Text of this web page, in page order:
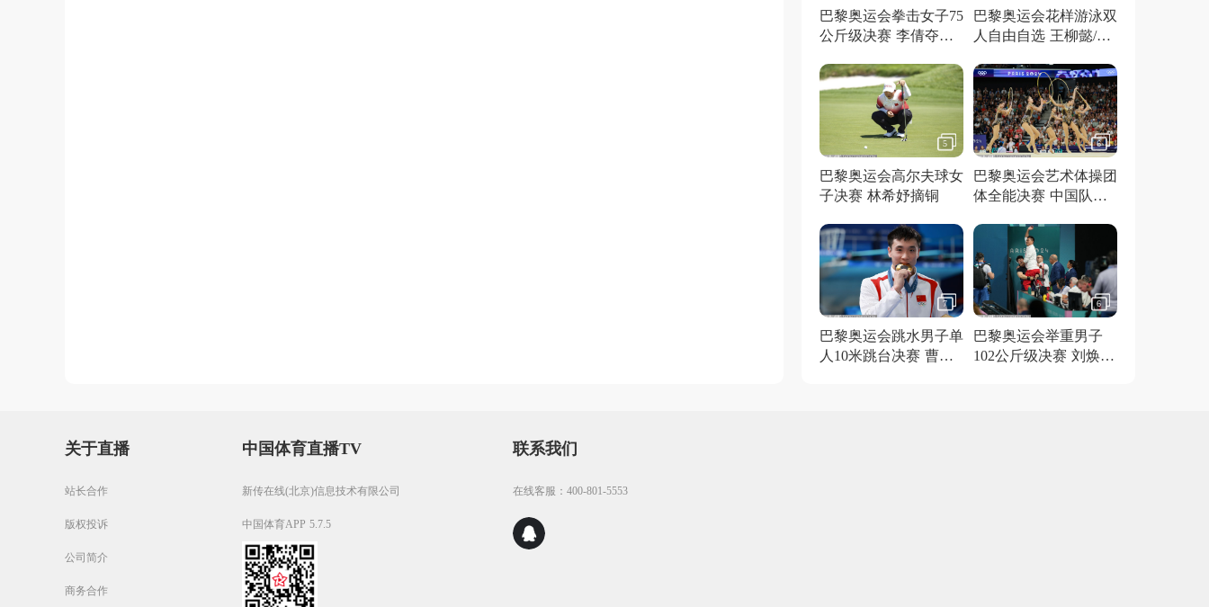
巴黎奥运会拳击女子75
公斤级决赛 李倩夺得
巴黎奥运会花样游泳双
人自由自选 王柳懿/王
5
巴黎奥运会高尔夫球女
子决赛 林希妤摘铜
6
巴黎奥运会艺术体操团
体全能决赛 中国队夺
7
巴黎奥运会跳水男子单
人10米跳台决赛 曹缘
6
巴黎奥运会举重男子
102公斤级决赛 刘焕华
关于直播
站长合作
版权投诉
公司简介
商务合作
中国体育直播TV
新传在线(北京)信息技术有限公司
中国体育APP 5.7.5
联系我们
在线客服：400-801-5553